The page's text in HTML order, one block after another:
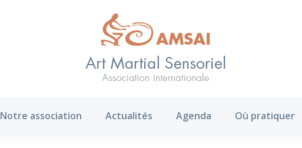
Notre association Actualités Agenda Où pratiquer
Notre association